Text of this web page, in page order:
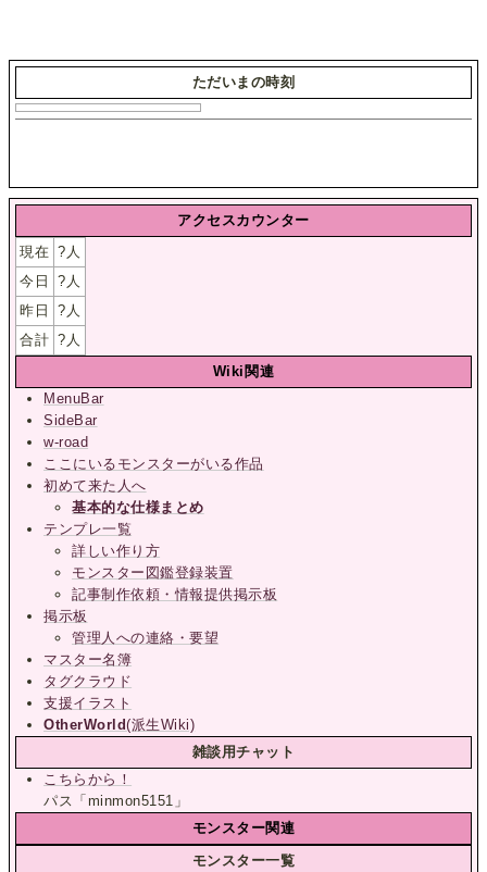
ただいまの時刻
アクセスカウンター
現在 ? 人
今日
? 人
昨日
? 人
合計 ? 人
Wiki関連
MenuBar
SideBar
w-road
ここにいるモンスターがいる作品
初めて来た人へ
基本的な仕様まとめ
テンプレ一覧
詳しい作り方
モンスター図鑑登録装置
記事制作依頼・情報提供掲示板
掲示板
管理人への連絡・要望
マスター名簿
タグクラウド
支援イラスト
OtherWorld(派生Wiki)
雑談用チャット
こちらから！
パス「minmon5151」
モンスター関連
モンスター一覧